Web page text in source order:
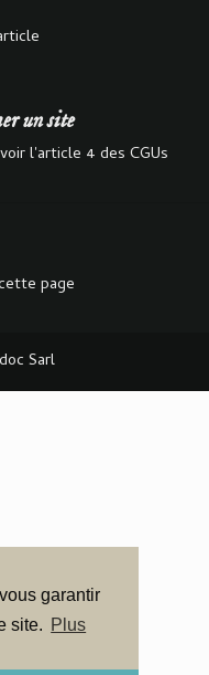
garantir
site. Plus
un site
l'article 4 des CGUs
page
Sarl